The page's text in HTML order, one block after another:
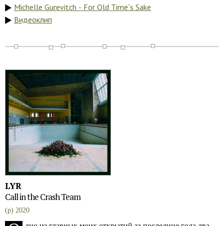
Michelle Gurevitch - For Old Time`s Sake
Видеоклип
LYR
Call in the Crash Team
(p) 2020